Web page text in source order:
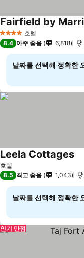
4 성급 호텔
Fairfield by
8.4 아주 좋음 6,818
날짜를 선택해 정확한
호텔
Leela Cottages
8.5 최고 좋음 1,043
날짜를 선택해 정확한
인기 만점